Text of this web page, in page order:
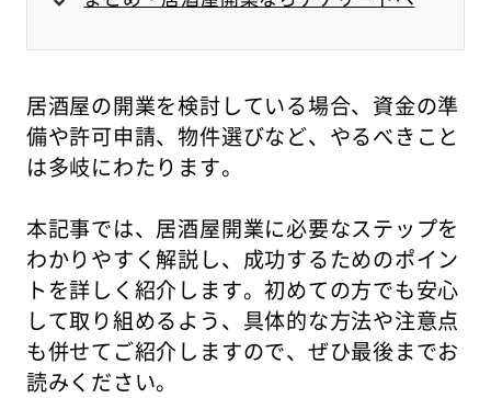
居酒屋の開業を検討している場合、資金の準
備や許可申請、物件選びなど、やるべきこと
は多岐にわたります。
本記事では、居酒屋開業に必要なステップを
わかりやすく解説し、成功するためのポイン
トを詳しく紹介します。初めての方でも安心
して取り組めるよう、具体的な方法や注意点
も併せてご紹介しますので、ぜひ最後までお
読みください。